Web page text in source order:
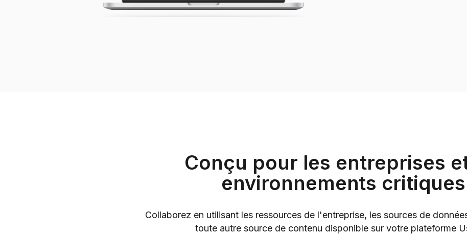
Conçu pour les entreprises
environnements critiques
Collaborez en utilisant les ressources de l'entreprise, les sources de
toute autre source de contenu disponible sur votre plateforme